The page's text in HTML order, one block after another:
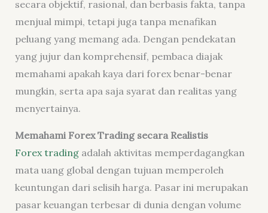
secara objektif, rasional, dan berbasis fakta, tanpa
menjual mimpi, tetapi juga tanpa menafikan
peluang yang memang ada. Dengan pendekatan
yang jujur dan komprehensif, pembaca diajak
memahami apakah kaya dari forex benar-benar
mungkin, serta apa saja syarat dan realitas yang
menyertainya.
Memahami Forex Trading secara Realistis
Forex tradingadalah aktivitas memperdagangkan
mata uang global dengan tujuan memperoleh
keuntungan dari selisih harga. Pasar ini merupakan
pasar keuangan terbesar di dunia dengan volume